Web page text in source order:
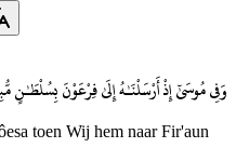
وَفِى مُوسَىٰٓ إِذْ أَرْسَلْنَـٰهُ إِلَىٰ فِرْعَوْنَ بِسُلْطَـٰنٍ
toen Wij hem naar Fir'aun